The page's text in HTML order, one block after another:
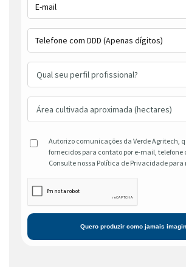
Autorizo comunicações da Verde Agritech,
fornecidos para contato por e-mail, telefone
Consulte nossa Política de Privacidade